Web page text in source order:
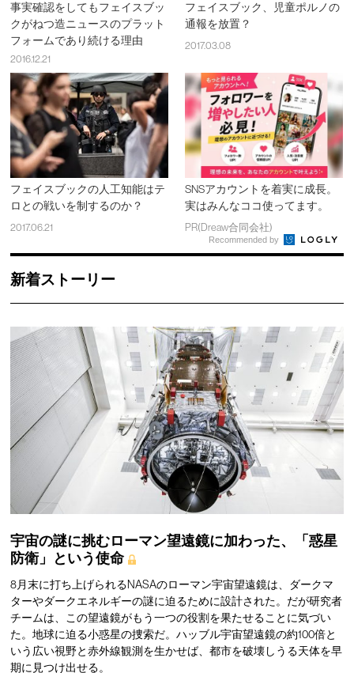
事実確認をしてもフェイスブッ
クがねつ造ニュースのプラット
フォームであり続ける理由
2016.12.21
フェイスブック、児童ポルノの
通報を放置？
2017.03.08
フェイスブックの人工知能はテ
ロとの戦いを制するのか？
2017.06.21
SNSアカウントを着実に成長。
実はみんなココ使ってます。
PR(Dreaw合同会社)
Recommended by
新着ストーリー
宇宙の謎に挑むローマン望遠鏡に加わった、「惑星
防衛」という使命
8月末に打ち上げられるNASAのローマン宇宙望遠鏡は、ダークマ
ターやダークエネルギーの謎に迫るために設計された。だが研究者
チームは、この望遠鏡がもう一つの役割を果たせることに気づい
た。地球に迫る小惑星の捜索だ。ハッブル宇宙望遠鏡の約100倍と
いう広い視野と赤外線観測を生かせば、都市を破壊しうる天体を早
期に見つけ出せる。